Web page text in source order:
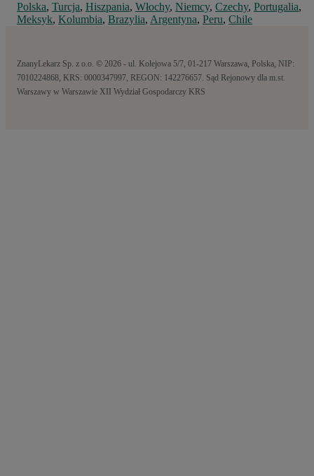
Polska, Turcja, Hiszpania, Włochy, Niemcy, Czechy, Portugalia,
Meksyk, Kolumbia, Brazylia, Argentyna, Peru, Chile
ZnanyLekarz Sp. z o.o. © 2026 - ul. Kolejowa 5/7, 01-217 Warszawa, Polska, NIP:
7010224868, KRS: 0000347997, REGON: 142276657. Sąd Rejonowy dla m.st.
Warszawy w Warszawie XII Wydział Gospodarczy KRS